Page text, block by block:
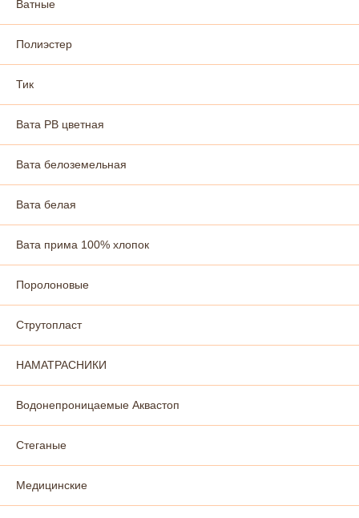
Ватные
Полиэстер
Тик
Вата РВ цветная
Вата белоземельная
Вата белая
Вата прима 100% хлопок
Поролоновые
Струтопласт
НАМАТРАСНИКИ
Водонепроницаемые Аквастоп
Стеганые
Медицинские